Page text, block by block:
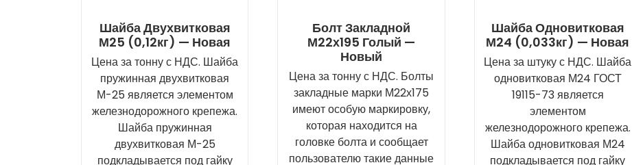
Шайба Двухвитковая
М25 (0,12кг) — Новая
Цена за тонну с НДС. Шайба
пружинная двухвитковая
М-25 является элементом
железнодорожного крепежа.
Шайба пружинная
двухвитковая М-25
подкладывается под гайку
Болт Закладной
М22х195 Голый —
Новый
Цена за тонну с НДС. Болты
закладные марки М22х175
имеют особую маркировку,
которая находится на
головке болта и сообщает
пользователю такие данные
Шайба Одновитковая
М24 (0,033кг) — Новая
Цена за штуку с НДС. Шайба
одновитковая М24 ГОСТ
19115-73 является
элементом
железнодорожного крепежа.
Шайба одновитковая М24
подкладывается под гайку